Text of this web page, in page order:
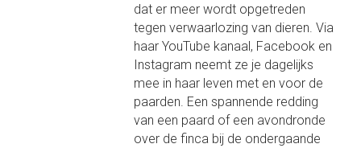
dat er meer wordt opgetreden
tegen verwaarlozing van dieren. Via
haar YouTube kanaal, Facebook en
Instagram neemt ze je dagelijks
mee in haar leven met en voor de
paarden. Een spannende redding
van een paard of een avondronde
over de finca bij de ondergaande